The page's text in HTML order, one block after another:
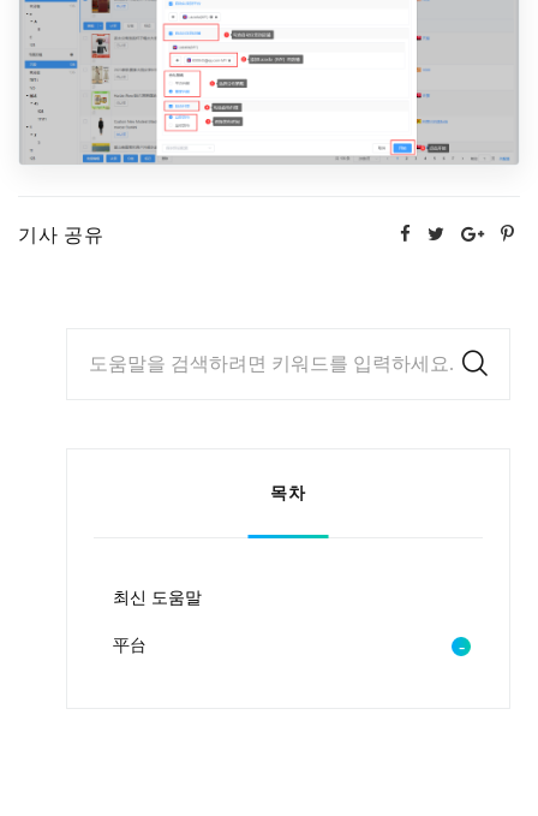
기사 공유
도움말을 검색하려면 키워드를 입력하세요.
목차
최신 도움말
平台